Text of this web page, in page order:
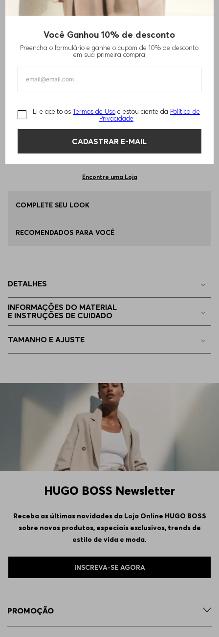
Você Ganhou 10% de desconto
Preencha o formulário e ganhe o cupom de 10% de desconto
em sua primeira compra
Li e aceito os Termos de Uso e estou ciente da Política de
Privacidade
CADASTRAR E-MAIL
CONJUNTO 3 CUECAS BOXER EM ALGODÃO
STRETCH COM LOGO
TAMANHO -P - S Informações do Tamanho
Qual o seu Tamanho? Tabela de Tamanhos
EGG
EP - XS
EG - XL Indisponível
ADICIONAR AO CARRINHO
Encontre uma Loja
COMPLETE SEU LOOK
RECOMENDADOS PARA VOCÊ
DETALHES
INFORMAÇÕES DO MATERIAL
E INSTRUÇÕES DE CUIDADO
TAMANHO E AJUSTE
HUGO BOSS Newsletter
Receba as últimas novidades da Loja Online HUGO BOSS
sobre novos produtos, especiais exclusivos, trends de
estilo de vida e moda.
INSCREVA-SE AGORA
PROMOÇÃO